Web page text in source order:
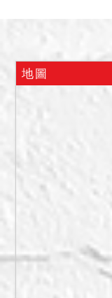
地圖